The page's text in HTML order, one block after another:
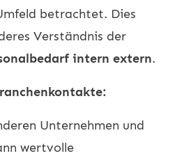
betrachtet. Dies
Verständnis der
intern extern.
Unternehmen und
wertvolle